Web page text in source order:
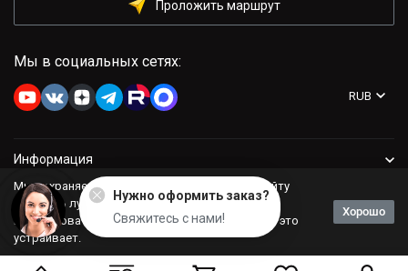
Проложить маршрут
Мы в социальных сетях:
RUB
Информация
Компания
Политика персональных данных
Мы сохраняем файлы cookie: это помогает сайту
работать лучше. Если Вы продолжите
использовать сайт, мы будем считать, что Вас это
устраивает.
Хорошо
Нужно оформить заказ?
Свяжитесь с нами!